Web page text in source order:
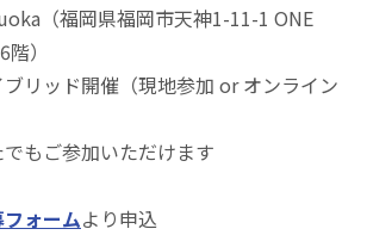
（福岡県福岡市天神1-11-1 ONE
）
リッド開催（現地参加 or オンライン
もご参加いただけます
ォームより申込